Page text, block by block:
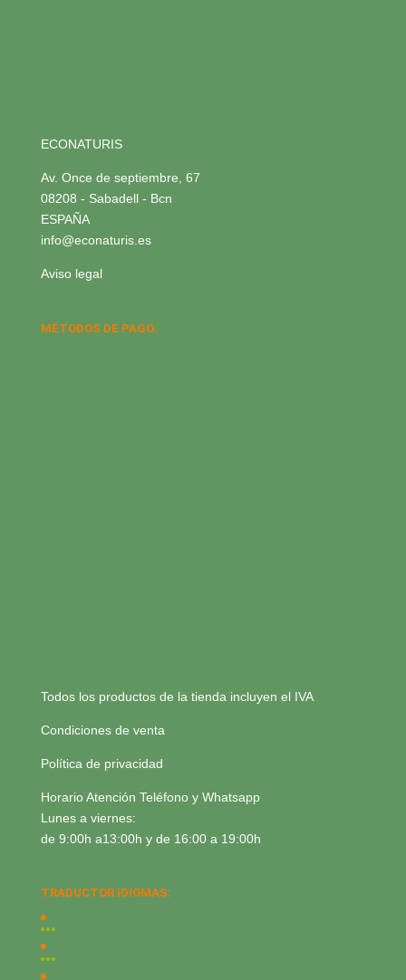
ECONATURIS
Av. Once de septiembre, 67
08208 - Sabadell - Bcn
ESPAÑA
info@econaturis.es
Aviso legal
MÉTODOS DE PAGO:
Todos los productos de la tienda incluyen el IVA
Condiciones de venta
Política de privacidad
Horario Atención Teléfono y Whatsapp
Lunes a viernes:
de 9:00h a13:00h y de 16:00 a 19:00h
TRADUCTOR IDIOMAS: